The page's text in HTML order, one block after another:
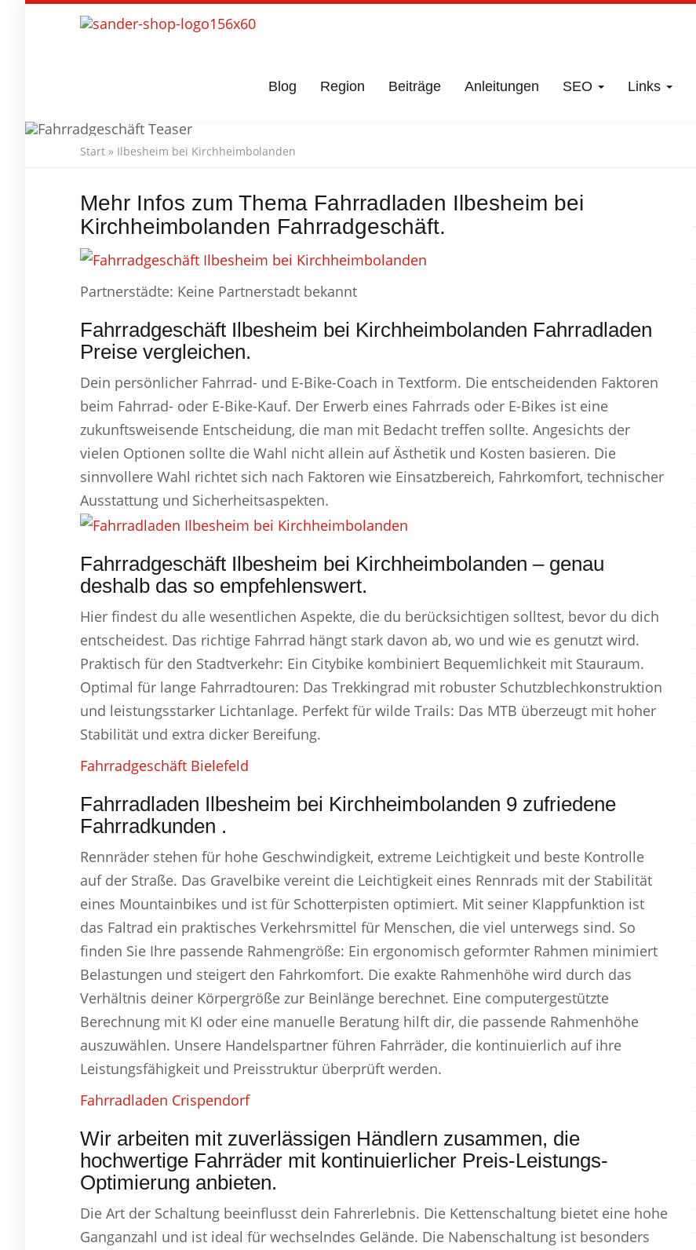
Blog Region Beiträge Anleitungen SEO Links
Fahrradladen
Start » Ilbesheim bei Kirchheimbolanden
Mehr Infos zum Thema Fahrradladen Ilbesheim bei
Kirchheimbolanden Fahrradgeschäft.
Partnerstädte: Keine Partnerstadt bekannt
Fahrradgeschäft Ilbesheim bei Kirchheimbolanden Fahrradladen
Preise vergleichen.
Dein persönlicher Fahrrad- und E-Bike-Coach in Textform. Die entscheidenden Faktoren
beim Fahrrad- oder E-Bike-Kauf. Der Erwerb eines Fahrrads oder E-Bikes ist eine
zukunftsweisende Entscheidung, die man mit Bedacht treffen sollte. Angesichts der
vielen Optionen sollte die Wahl nicht allein auf Ästhetik und Kosten basieren. Die
sinnvollere Wahl richtet sich nach Faktoren wie Einsatzbereich, Fahrkomfort, technischer
Ausstattung und Sicherheitsaspekten.
Fahrradgeschäft Ilbesheim bei Kirchheimbolanden – genau
deshalb das so empfehlenswert.
Hier findest du alle wesentlichen Aspekte, die du berücksichtigen solltest, bevor du dich
entscheidest. Das richtige Fahrrad hängt stark davon ab, wo und wie es genutzt wird.
Praktisch für den Stadtverkehr: Ein Citybike kombiniert Bequemlichkeit mit Stauraum.
Optimal für lange Fahrradtouren: Das Trekkingrad mit robuster Schutzblechkonstruktion
und leistungsstarker Lichtanlage. Perfekt für wilde Trails: Das MTB überzeugt mit hoher
Stabilität und extra dicker Bereifung.
Fahrradgeschäft Bielefeld
Fahrradladen Ilbesheim bei Kirchheimbolanden 9 zufriedene
Fahrradkunden .
Rennräder stehen für hohe Geschwindigkeit, extreme Leichtigkeit und beste Kontrolle
auf der Straße. Das Gravelbike vereint die Leichtigkeit eines Rennrads mit der Stabilität
eines Mountainbikes und ist für Schotterpisten optimiert. Mit seiner Klappfunktion ist
das Faltrad ein praktisches Verkehrsmittel für Menschen, die viel unterwegs sind. So
finden Sie Ihre passende Rahmengröße: Ein ergonomisch geformter Rahmen minimiert
Belastungen und steigert den Fahrkomfort. Die exakte Rahmenhöhe wird durch das
Verhältnis deiner Körpergröße zur Beinlänge berechnet. Eine computergestützte
Berechnung mit KI oder eine manuelle Beratung hilft dir, die passende Rahmenhöhe
auszuwählen. Unsere Handelspartner führen Fahrräder, die kontinuierlich auf ihre
Leistungsfähigkeit und Preisstruktur überprüft werden.
Fahrradladen Crispendorf
Wir arbeiten mit zuverlässigen Händlern zusammen, die
hochwertige Fahrräder mit kontinuierlicher Preis-Leistungs-
Optimierung anbieten.
Die Art der Schaltung beeinflusst dein Fahrerlebnis. Die Kettenschaltung bietet eine hohe
Ganganzahl und ist ideal für wechselndes Gelände. Die Nabenschaltung ist besonders